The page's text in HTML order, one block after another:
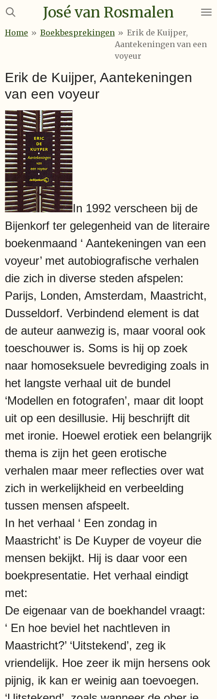
Ga
naar
José van Rosmalen
Home » Boekbesprekingen » Erik de Kuijper,
Aantekeningen van een
voyeur
Erik de Kuijper, Aantekeningen
van een voyeur
In 1992 verscheen bij de
Bijenkorf ter gelegenheid van de literaire
boekenmaand ‘ Aantekeningen van een
voyeur’ met autobiografische verhalen
die zich in diverse steden afspelen:
Parijs, Londen, Amsterdam, Maastricht,
Dusseldorf. Verbindend element is dat
de auteur aanwezig is, maar vooral ook
toeschouwer is. Soms is hij op zoek
naar homoseksuele bevrediging zoals in
het langste verhaal uit de bundel
‘Modellen en fotografen’, maar dit loopt
uit op een desillusie. Hij beschrijft dit
met ironie. Hoewel erotiek een belangrijk
thema is zijn het geen erotische
verhalen maar meer reflecties over wat
zich in werkelijkheid en verbeelding
tussen mensen afspeelt.
In het verhaal ‘ Een zondag in
Maastricht’ is De Kuyper de voyeur die
mensen bekijkt. Hij is daar voor een
boekpresentatie. Het verhaal eindigt
met:
De eigenaar van de boekhandel vraagt:
‘ En hoe beviel het nachtleven in
Maastricht?’ ‘Uitstekend’, zeg ik
vriendelijk. Hoe zeer ik mijn hersens ook
pijnig, ik kan er weinig aan toevoegen.